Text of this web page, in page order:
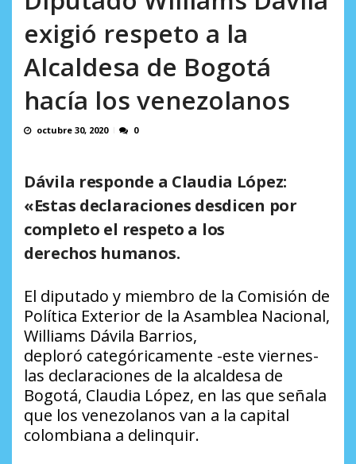
exigió respeto a la
Alcaldesa de Bogotá
hacía los venezolanos
octubre 30, 2020 0
Dávila responde a Claudia López:
«Estas declaraciones desdicen por
completo el respeto a los
derechos humanos.
El diputado y miembro de la Comisión de
Política Exterior de la Asamblea Nacional,
Williams Dávila Barrios,
deploró categóricamente -este viernes-
las declaraciones de la alcaldesa de
Bogotá, Claudia López, en las que señala
que los venezolanos van a la capital
colombiana a delinquir.